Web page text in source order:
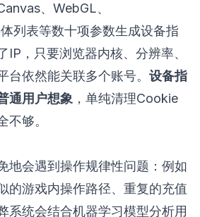
、WebGL、
列表等数十项参数生成设备指
IP，只要浏览器内核、分辨率、
台依然能关联多个账号。 设备指
通用户想象 ，单纯清理Cookie
不够。
地会遇到操作规律性问题：例如
的游戏内操作路径、重复的充值
系统会结合机器学习模型分析用